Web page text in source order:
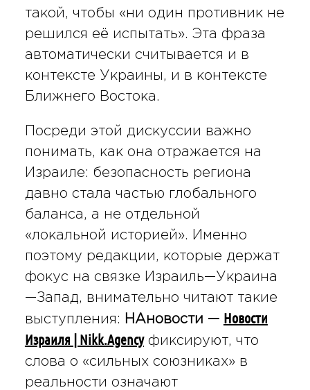
такой, чтобы «ни один противник не
решился её испытать». Эта фраза
автоматически считывается и в
контексте Украины, и в контексте
Ближнего Востока.
Посреди этой дискуссии важно
понимать, как она отражается на
Израиле: безопасность региона
давно стала частью глобального
баланса, а не отдельной
«локальной историей». Именно
поэтому редакции, которые держат
фокус на связке Израиль—Украина
—Запад, внимательно читают такие
выступления:
НАновости — Новости
Израиля | Nikk.Agencyфиксируют, что
слова о «сильных союзниках» в
реальности означают